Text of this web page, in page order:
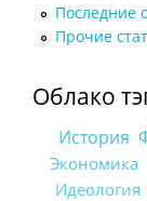
Последние
Прочие
Облако
История
Экономика
Идеология